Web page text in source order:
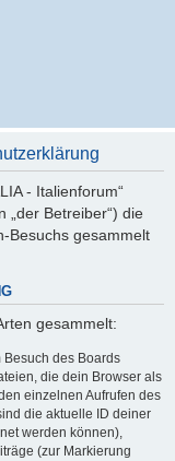
- Italienforum“
„der Betreiber“) die
Besuchs gesammelt
gesammelt:
Besuch des Boards
die dein Browser als
einzelnen Aufrufen des
die aktuelle ID deiner
werden können),
(zur Markierung